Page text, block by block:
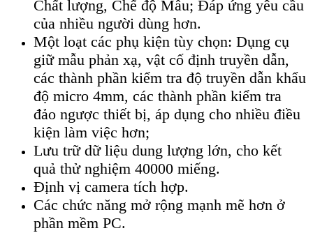
Chất lượng, Chế độ Mẫu; Đáp ứng yêu cầu
của nhiều người dùng hơn.
Một loạt các phụ kiện tùy chọn: Dụng cụ
giữ mẫu phản xạ, vật cố định truyền dẫn,
các thành phần kiểm tra độ truyền dẫn khẩu
độ micro 4mm, các thành phần kiểm tra
đảo ngược thiết bị, áp dụng cho nhiều điều
kiện làm việc hơn;
Lưu trữ dữ liệu dung lượng lớn, cho kết
quả thử nghiệm 40000 miếng.
Định vị camera tích hợp.
Các chức năng mở rộng mạnh mẽ hơn ở
phần mềm PC.